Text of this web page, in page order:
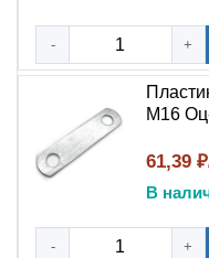
- +
М16
61,39
В
- +